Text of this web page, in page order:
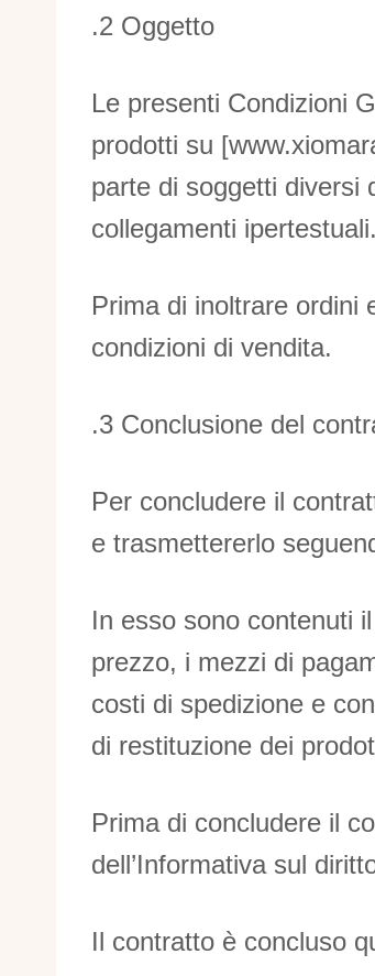
.2 Oggetto
Le presenti Condizioni
prodotti su
parte di soggetti diversi
collegamenti ipertestuali.
Prima di inoltrare ordini
condizioni di vendita.
.3 Conclusione del
Per concludere il
e trasmettererlo
In esso sono contenuti
prezzo, i mezzi di
costi di spedizione e
di restituzione dei
Prima di concludere il
dell’Informativa sul
Il contratto è concluso